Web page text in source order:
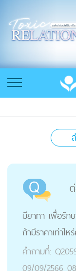
มียาทา เพื่อรัก
ถ้ามีราคาเท่าไห
คำถามที่:
09/09/2566